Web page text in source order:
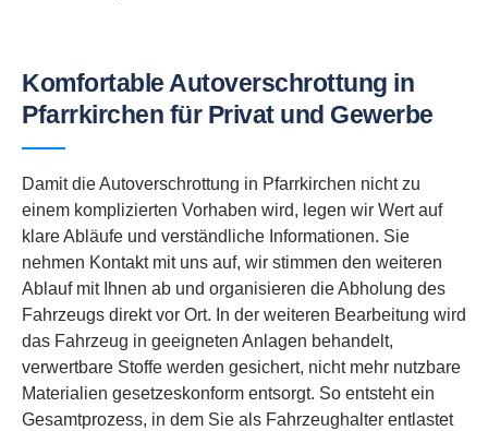
Komfortable Autoverschrottung in
Pfarrkirchen für Privat und Gewerbe
Damit die Autoverschrottung in Pfarrkirchen nicht zu
einem komplizierten Vorhaben wird, legen wir Wert auf
klare Abläufe und verständliche Informationen. Sie
nehmen Kontakt mit uns auf, wir stimmen den weiteren
Ablauf mit Ihnen ab und organisieren die Abholung des
Fahrzeugs direkt vor Ort. In der weiteren Bearbeitung wird
das Fahrzeug in geeigneten Anlagen behandelt,
verwertbare Stoffe werden gesichert, nicht mehr nutzbare
Materialien gesetzeskonform entsorgt. So entsteht ein
Gesamtprozess, in dem Sie als Fahrzeughalter entlastet